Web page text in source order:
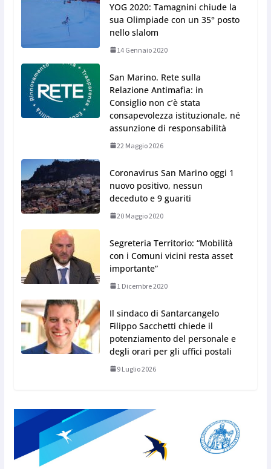
YOG 2020: Tamagnini chiude la
sua Olimpiade con un 35° posto
nello slalom
14 Gennaio 2020
San Marino. Rete sulla
Relazione Antimafia: in
Consiglio non c’è stata
consapevolezza istituzionale, né
assunzione di responsabilità
22 Maggio 2026
Coronavirus San Marino oggi 1
nuovo positivo, nessun
deceduto e 9 guariti
20 Maggio 2020
Segreteria Territorio: “Mobilità
con i Comuni vicini resta asset
importante”
1 Dicembre 2020
Il sindaco di Santarcangelo
Filippo Sacchetti chiede il
potenziamento del personale e
degli orari per gli uffici postali
9 Luglio 2026